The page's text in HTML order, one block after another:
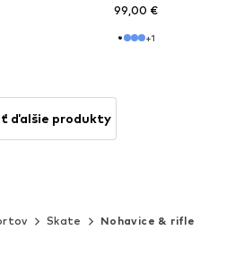
99,00 €
+1
ďalšie produkty
Skate Nohavice & rifle